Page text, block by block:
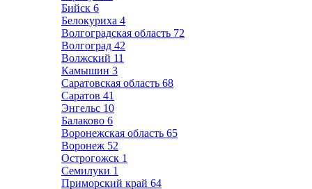
Бийск 6
Белокуриха 4
Волгоградская область 72
Волгоград 42
Волжский 11
Камышин 3
Саратовская область 68
Саратов 41
Энгельс 10
Балаково 6
Воронежская область 65
Воронеж 52
Острогожск 1
Семилуки 1
Приморский край 64